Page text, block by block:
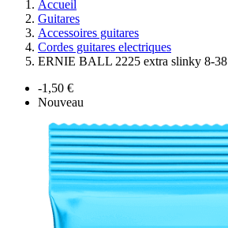
Accueil
Guitares
Accessoires guitares
Cordes guitares electriques
ERNIE BALL 2225 extra slinky 8-38
-1,50 €
Nouveau